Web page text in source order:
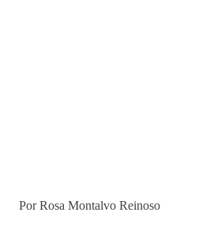
Por Rosa Montalvo Reinoso